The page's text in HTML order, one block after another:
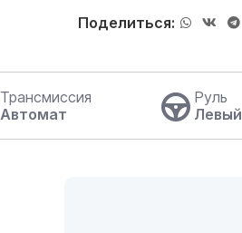
Поделиться:
Трансмиссия
Автомат
Руль
Левый